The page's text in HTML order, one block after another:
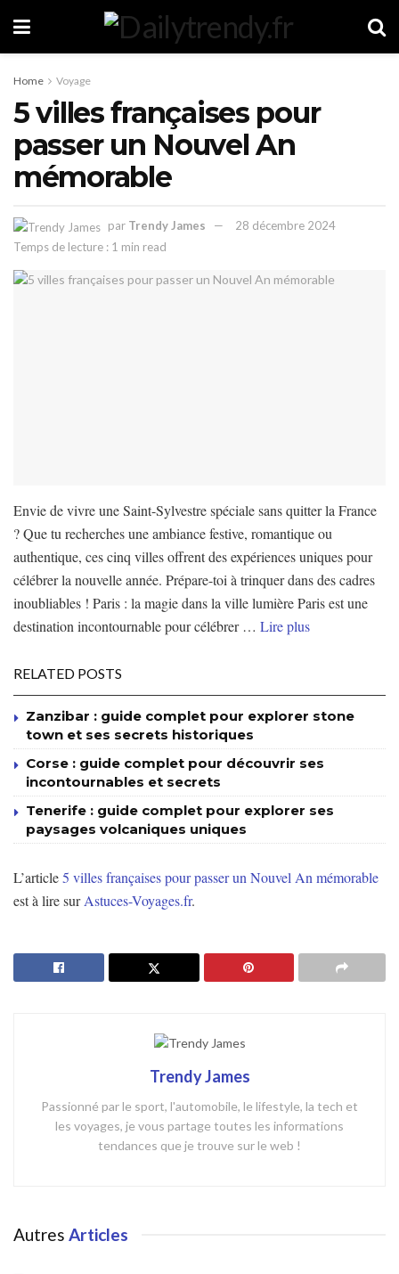
Home Voyage
5 villes françaises pour
passer un Nouvel An
mémorable
par Trendy James
28 décembre 2024
Temps de lecture : 1 min read
Envie de vivre une Saint-Sylvestre spéciale sans quitter la France
? Que tu recherches une ambiance festive, romantique ou
authentique, ces cinq villes offrent des expériences uniques pour
célébrer la nouvelle année. Prépare-toi à trinquer dans des cadres
inoubliables ! Paris : la magie dans la ville lumière Paris est une
destination incontournable pour célébrer … Lire plus
RELATED POSTS
Zanzibar : guide complet pour explorer stone
town et ses secrets historiques
Corse : guide complet pour découvrir ses
incontournables et secrets
Tenerife : guide complet pour explorer ses
paysages volcaniques uniques
L’article5 villes françaises pour passer un Nouvel An mémorable
est à lire surAstuces-Voyages.fr.
Trendy James
Passionné par le sport, l'automobile, le lifestyle, la tech et
les voyages, je vous partage toutes les informations
tendances que je trouve sur le web !
Autres Articles